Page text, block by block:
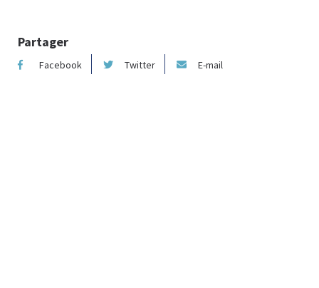
Partager
Facebook Twitter E-mail